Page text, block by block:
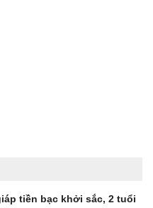
tiền bạc khởi sắc, 2 tuổi